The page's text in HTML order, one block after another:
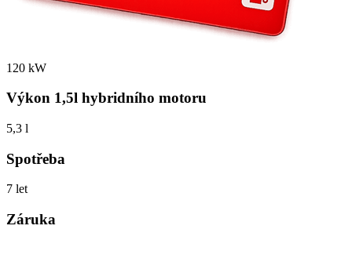
120 kW
Výkon 1,5l hybridního motoru
5,3 l
Spotřeba
7 let
Záruka